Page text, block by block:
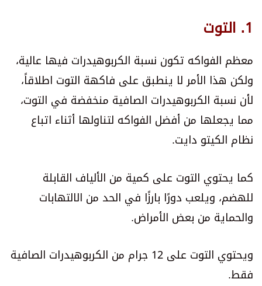
1. التوت
معظم الفواكه تكون نسبة الكربوهيدرات فيها عالية،
ولكن هذا الأمر لا ينطبق على فاكهة التوت اطلاقاً،
لأن نسبة الكربوهيدرات الصافية منخفضة في التوت،
مما يجعلها من أفضل الفواكه لتناولها أثناء اتباع
نظام الكيتو دايت.
كما يحتوي التوت على كمية من الألياف القابلة
للهضم، ويلعب دورًا بارزًا في الحد من الالتهابات
والحماية من بعض الأمراض.
ويحتوي التوت على 12 جرام من الكربوهيدرات الصافية
فقط.